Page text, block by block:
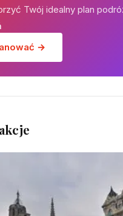
Twój idealny plan
→